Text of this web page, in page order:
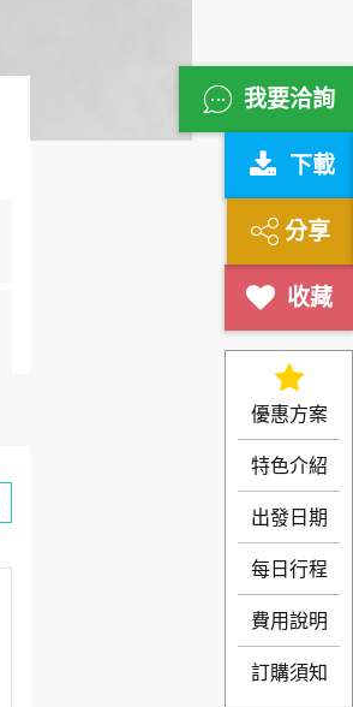
我要洽詢
下載
分享
優惠方案
特色介紹
出發日期
每日行程
費用說明
訂購須知